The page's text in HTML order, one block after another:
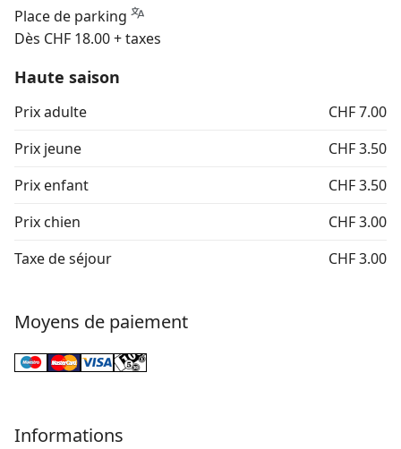
Place de parking
Dès CHF 18.00 + taxes
Haute saison
Prix adulte
CHF 7.00
Prix jeune
CHF 3.50
Prix enfant
CHF 3.50
Prix chien
CHF 3.00
Taxe de séjour
CHF 3.00
Moyens de paiement
Informations